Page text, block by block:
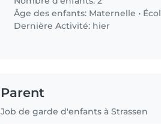
Âge des enfants: Maternelle •
Dernière Activité: hier
Parent
Job de garde d'enfants à Strassen